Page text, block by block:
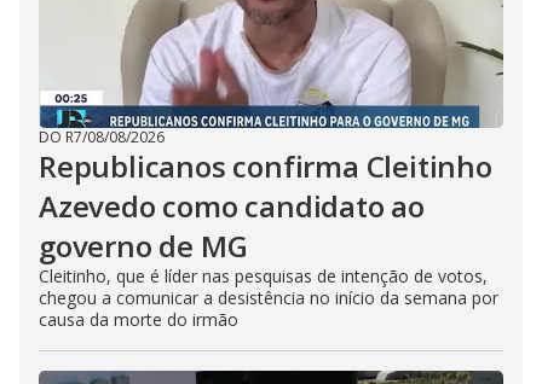
DO R7/08/08/2026
Republicanos confirma Cleitinho
Azevedo como candidato ao
governo de MG
Cleitinho, que é líder nas pesquisas de intenção de votos,
chegou a comunicar a desistência no início da semana por
causa da morte do irmão